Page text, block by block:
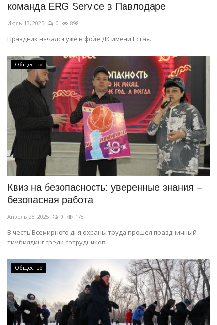
команда ERG Service в Павлодаре
Июль 13, 2025 0 898
Праздник начался уже в фойе ДК имени Естая.
Общество
Квиз на безопасность: уверенные знания –
безопасная работа
Апрель 25, 2025 0 178
В честь Всемирного дня охраны труда прошел праздничный
тимбилдинг среди сотрудников...
Общество